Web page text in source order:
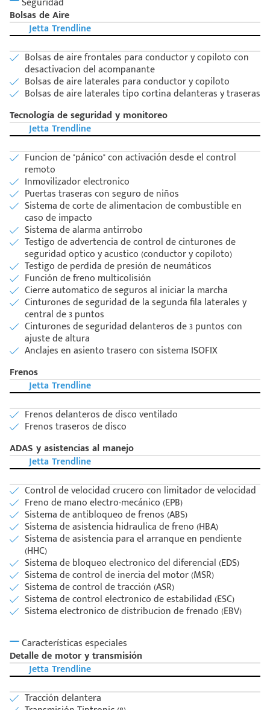
Bolsas de Aire
Jetta Trendline
Bolsas de aire frontales para conductor y copiloto con
desactivacion del acompanante
Bolsas de aire laterales para conductor y copiloto
Bolsas de aire laterales tipo cortina delanteras y traseras
Tecnología de seguridad y monitoreo
Jetta Trendline
Funcion de "pánico" con activación desde el control
remoto
Inmovilizador electronico
Puertas traseras con seguro de niños
Sistema de corte de alimentacion de combustible en
caso de impacto
Sistema de alarma antirrobo
Testigo de advertencia de control de cinturones de
seguridad optico y acustico (conductor y copiloto)
Testigo de perdida de presión de neumáticos
Función de freno multicolisión
Cierre automatico de seguros al iniciar la marcha
Cinturones de seguridad de la segunda fila laterales y
central de 3 puntos
Cinturones de seguridad delanteros de 3 puntos con
ajuste de altura
Anclajes en asiento trasero con sistema ISOFIX
Frenos
Jetta Trendline
Frenos delanteros de disco ventilado
Frenos traseros de disco
ADAS y asistencias al manejo
Jetta Trendline
Control de velocidad crucero con limitador de velocidad
Freno de mano electro-mecánico (EPB)
Sistema de antibloqueo de frenos (ABS)
Sistema de asistencia hidraulica de freno (HBA)
Sistema de asistencia para el arranque en pendiente
(HHC)
Sistema de bloqueo electronico del diferencial (EDS)
Sistema de control de inercia del motor (MSR)
Sistema de control de tracción (ASR)
Sistema de control electronico de estabilidad (ESC)
Sistema electronico de distribucion de frenado (EBV)
Características especiales
Detalle de motor y transmisión
Jetta Trendline
Tracción delantera